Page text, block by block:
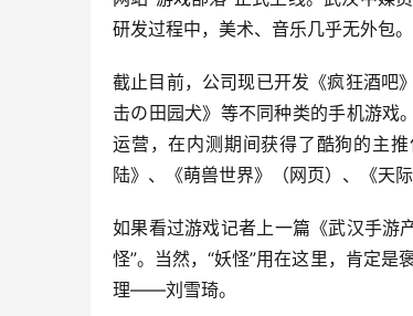
研发过程中，美术、音乐几乎无外包。
截止目前，公司现已开发《疯狂酒吧
击の田园犬》等不同种类的手机游戏
运营，在内测期间获得了酷狗的主
陆》、《萌兽世界》（网页）、《天
如果看过游戏记者上一篇《武汉手游
怪”。当然，“妖怪”用在这里，肯定
理——刘雪琦。